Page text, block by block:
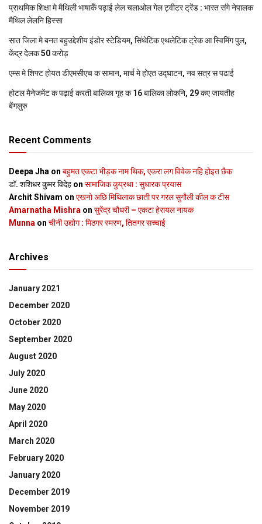
प्राथमिक शि‍क्षा मे मैथि‍ली भाषाकेँ पढ़ाई लेल चलाओल गेल ट्वीटर ट्रेंड : भारत संगे नेपालक
मैथिल लेलनि हिस्सा
सात जिला मे बनत बहुउद्देशीय इंडोर स्‍टेडि‍यम, सिंथेटिक एथलेटिक ट्रेक आ स्विमिंग पुल,
केंद्र देलक 50 करोड़
एम्स मे शिफ्ट होयत डीएमसीएच क सामान, मार्च मे होएत उद्घाटन, नव सत्र स पढाई
होटल मैनेजमेंट क पढ़ाई करती बालिका गृह क 16 बालिका लोकनि, 29 कए जायतीह
बेंगलुरु
Recent Comments
Deepa Jha on बहुमत एकटा भीड़क नाम थिक, एकरा लग विवेक नहि होइत छैक
डॉ. शशिधर कुमर विदेह on सामाजिक कुप्रथा : सुधारक प्रयास
Archit Shivam on एखनो अछि मिथिलाक छाती पर गरल सुगौली कील क टीस
Amarnatha Mishra on सुरेंद्र चौधरी – एकटा हेरायल नायक
Munna on चीनी उद्योग : मिठगर स्‍मरण, तितगर सच्‍चाई
Archives
January 2021
December 2020
October 2020
September 2020
August 2020
July 2020
June 2020
May 2020
April 2020
March 2020
February 2020
January 2020
December 2019
November 2019